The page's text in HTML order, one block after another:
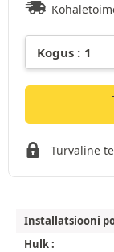
Turvaline
Installatsiooni
Hulk :